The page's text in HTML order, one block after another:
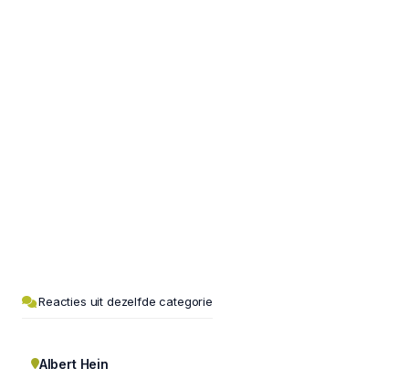
Reacties uit dezelfde categorie
Albert Hein